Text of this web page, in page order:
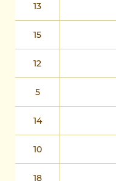
13
15
12
5
14
10
18